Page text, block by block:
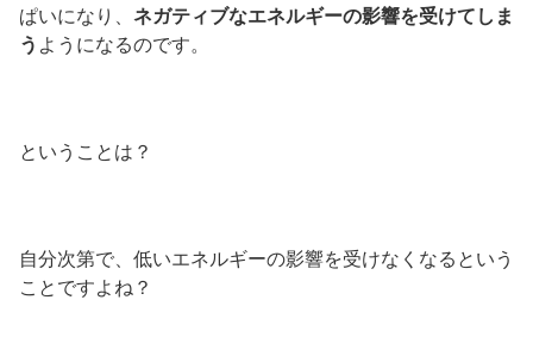
ぱいになり、 ネガティブなエネルギーの影響を受けてしま
う ようになるのです。
ということは？
自分次第で、低いエネルギーの影響を受けなくなるという
ことですよね？